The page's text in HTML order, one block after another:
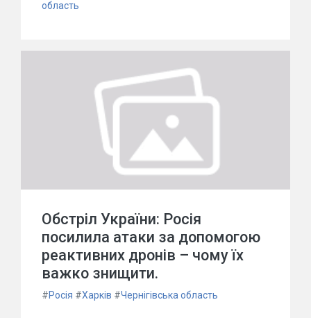
область
Обстріл України: Росія
посилила атаки за допомогою
реактивних дронів – чому їх
важко знищити.
#Росія #Харків #Чернігівська область